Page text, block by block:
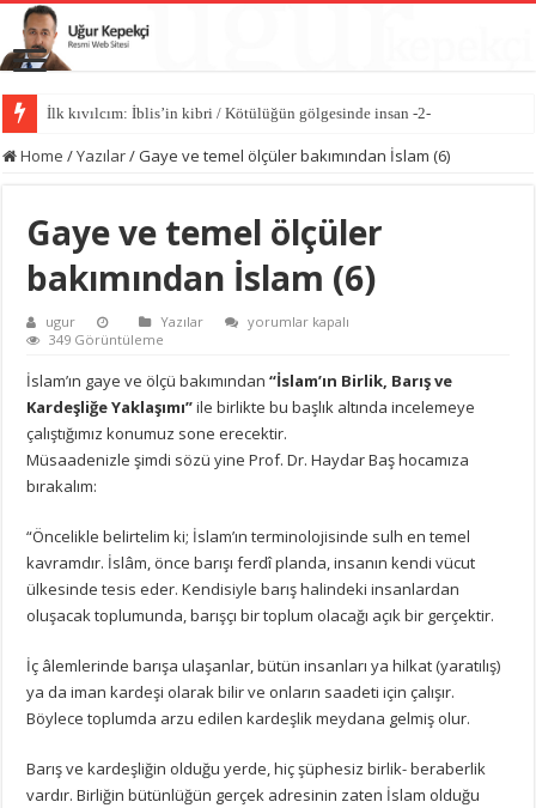
İlk kıvılcım: İblis’in kibri / Kötülüğün gölgesinde insan -2-
Home /Yazılar/Gaye ve temel ölçüler bakımından İslam (6)
Gaye ve temel ölçüler
bakımından İslam (6)
ugur Yazılar
Gaye
ölçüler
bakımından
İslam
(6)
için
yorumlar kapalı
349 Görüntüleme
İslam’ın gaye ve ölçü bakımından“İslam’ın Birlik, Barış ve
Kardeşliğe Yaklaşımı”ile birlikte bu başlık altında incelemeye
çalıştığımız konumuz sone erecektir.
Müsaadenizle şimdi sözü yine Prof. Dr. Haydar Baş hocamıza
bırakalım:
“Öncelikle belirtelim ki; İslam’ın terminolojisinde sulh en temel
kavramdır. İslâm, önce barışı ferdî planda, insanın kendi vücut
ülkesinde tesis eder. Kendisiyle barış halindeki insanlardan
oluşacak toplumunda, barışçı bir toplum olacağı açık bir gerçektir.
İç âlemlerinde barışa ulaşanlar, bütün insanları ya hilkat (yaratılış)
ya da iman kardeşi olarak bilir ve onların saadeti için çalışır.
Böylece toplumda arzu edilen kardeşlik meydana gelmiş olur.
Barış ve kardeşliğin olduğu yerde, hiç şüphesiz birlik- beraberlik
vardır. Birliğin bütünlüğün gerçek adresinin zaten İslam olduğu